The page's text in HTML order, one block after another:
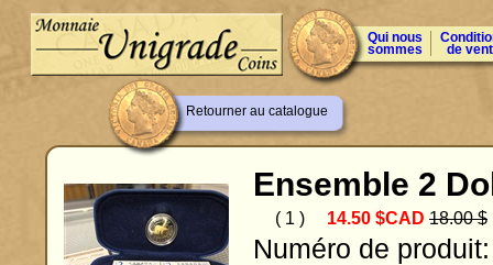
Qui nous
sommes de
Retourner au catalogue
Ensemble 2
( 1 ) 14.50 $CAD 18.00 $
Numéro de